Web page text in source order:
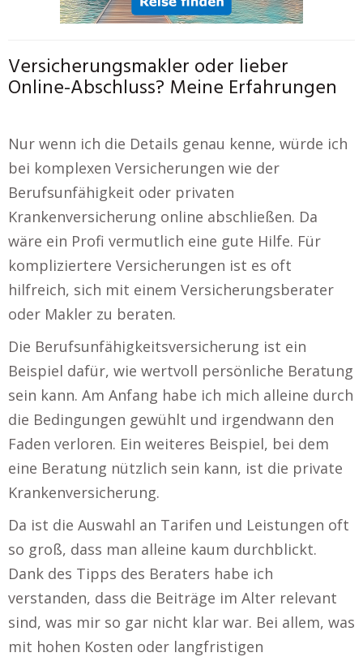
Versicherungsmakler oder lieber
Online-Abschluss? Meine Erfahrungen
Nur wenn ich die Details genau kenne, würde ich
bei komplexen Versicherungen wie der
Berufsunfähigkeit oder privaten
Krankenversicherung online abschließen. Da
wäre ein Profi vermutlich eine gute Hilfe. Für
kompliziertere Versicherungen ist es oft
hilfreich, sich mit einem Versicherungsberater
oder Makler zu beraten.
Die Berufsunfähigkeitsversicherung ist ein
Beispiel dafür, wie wertvoll persönliche Beratung
sein kann. Am Anfang habe ich mich alleine durch
die Bedingungen gewühlt und irgendwann den
Faden verloren. Ein weiteres Beispiel, bei dem
eine Beratung nützlich sein kann, ist die private
Krankenversicherung.
Da ist die Auswahl an Tarifen und Leistungen oft
so groß, dass man alleine kaum durchblickt.
Dank des Tipps des Beraters habe ich
verstanden, dass die Beiträge im Alter relevant
sind, was mir so gar nicht klar war. Bei allem, was
mit hohen Kosten oder langfristigen